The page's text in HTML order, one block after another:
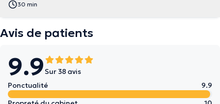
30 min
Avis de patients
9.9 Sur 38 avis
Ponctualité
9.9